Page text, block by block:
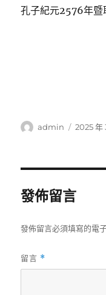
孔子紀元2576年暨
作
admin
發
2025 年
發佈留言
發佈留言必須填寫的電
留言 *